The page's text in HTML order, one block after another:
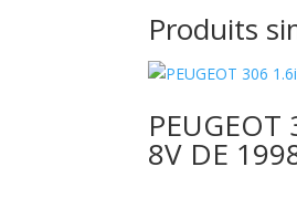
Produits
8V DE